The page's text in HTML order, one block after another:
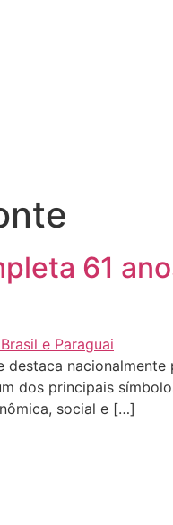
61
dos principais
social e […]